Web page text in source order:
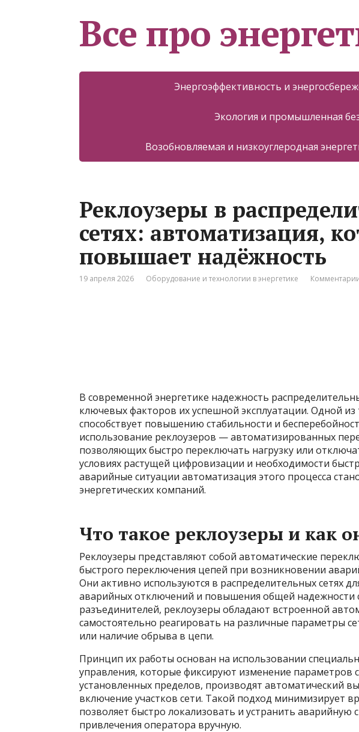
Все про
Энергоэффективность и
Экология и промышленная
Возобновляемая и низкоуглеродная
Реклоузеры в
сетях: автоматизация,
повышает надёжность
19 апреля 2026 Оборудование и технологии в энергетике
В современной энергетике надежность
ключевых факторов их успешной эксплуатации. Одной из
способствует повышению стабильности и
использование реклоузеров — автоматизированных
позволяющих быстро переключать нагрузку или
условиях растущей цифровизации и необходимости
аварийные ситуации автоматизация этого процесса
энергетических компаний.
Что такое реклоузеры и как
Реклоузеры представляют собой автоматические
быстрого переключения цепей при возникновении
Они активно используются в распределительных сетях
аварийных отключений и повышения общей надежности
разъединителей, реклоузеры обладают встроенной
самостоятельно реагировать на различные параметры
или наличие обрыва в цепи.
Принцип их работы основан на использовании
управления, которые фиксируют изменение параметров
установленных пределов, производят автоматический
включение участков сети. Такой подход минимизирует
позволяет быстро локализовать и устранить аварийную
привлечения оператора вручную.